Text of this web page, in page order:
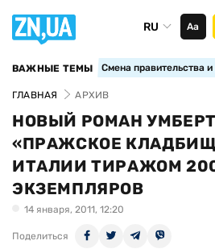
RU Аа
ВАЖНЫЕ ТЕМЫ Смена правительства
ГЛАВНАЯ АРХИВ
НОВЫЙ РОМАН
«ПРАЖСКОЕ
ИТАЛИИ ТИРАЖОМ
ЭКЗЕМПЛЯРОВ
14 января, 2011, 12:20
Поделиться